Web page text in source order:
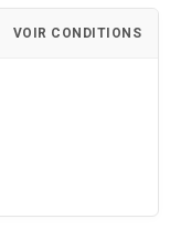
VOIR CONDITIONS